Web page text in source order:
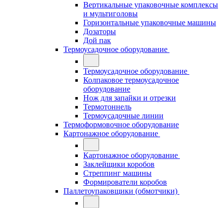
Вертикальные упаковочные комплексы
и мультиголовы
Горизонтальные упаковочные машины
Дозаторы
Дой пак
Термоусадочное оборудование
Термоусадочное оборудование
Колпаковое термоусадочное
оборудование
Нож для запайки и отрезки
Термотоннель
Термоусадочные линии
Термоформовочное оборудование
Картонажное оборудование
Картонажное оборудование
Заклейщики коробов
Стреппинг машины
Формирователи коробов
Паллетоупаковщики (обмотчики)